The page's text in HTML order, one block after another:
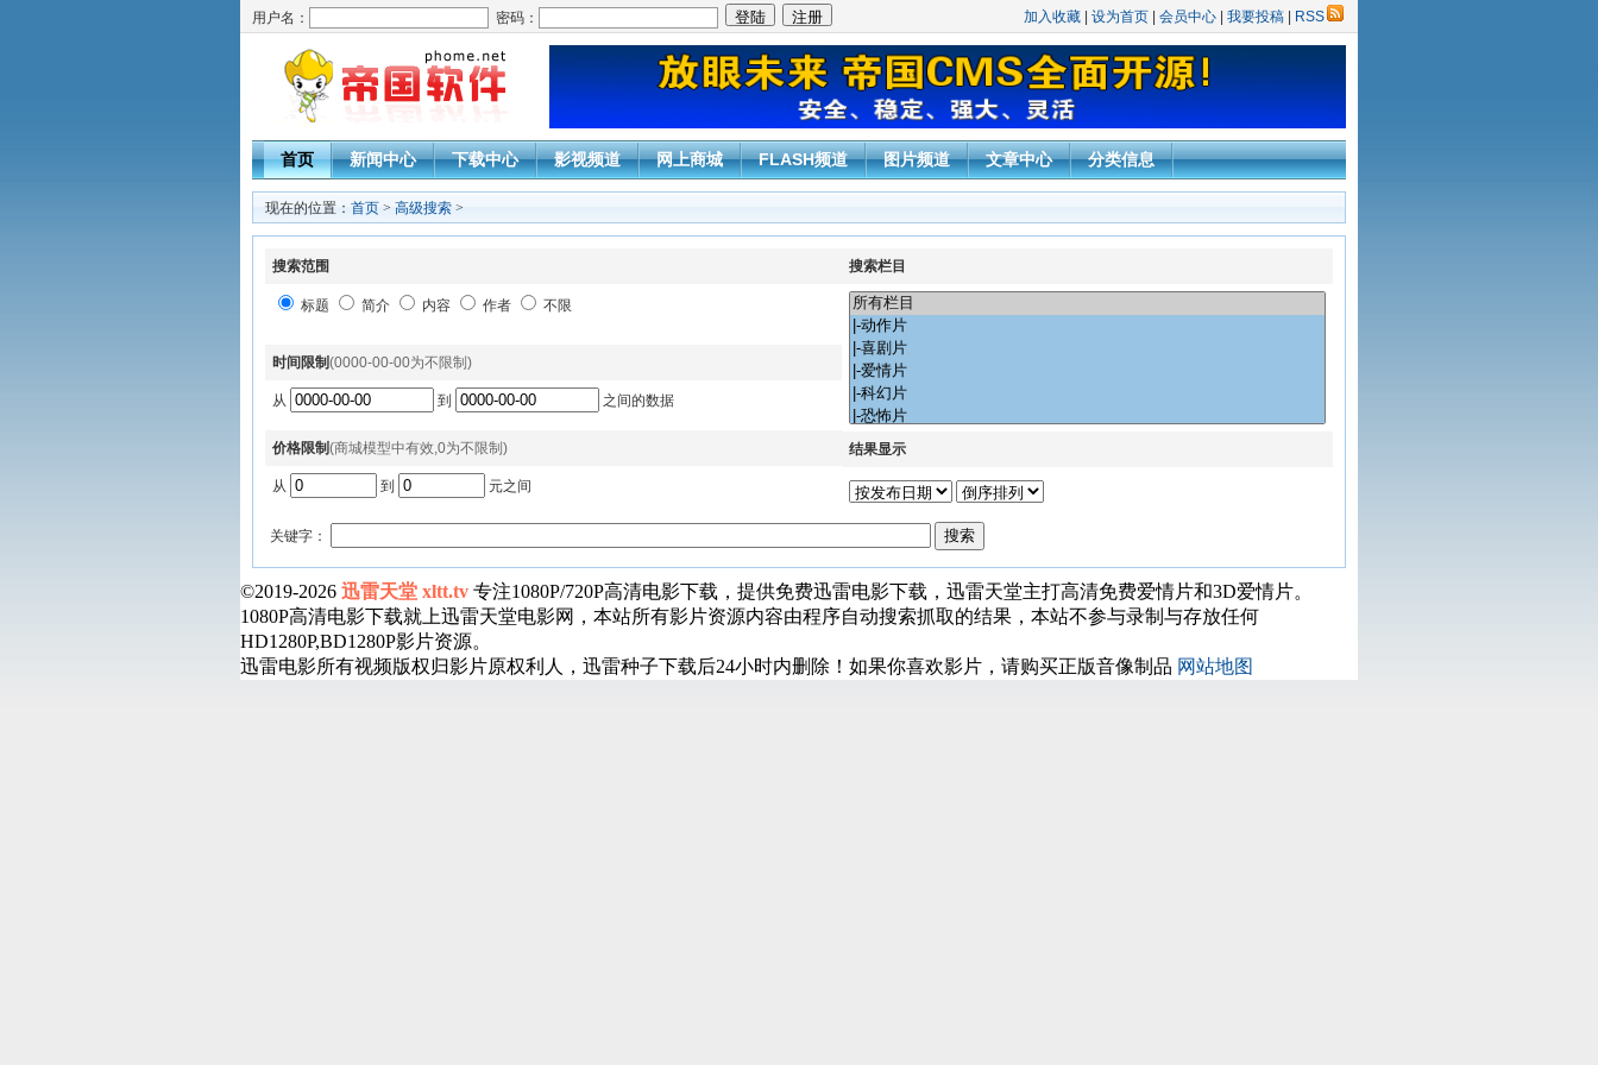
用户名： 密码： 加入收藏 设为首页 会员中心 我要投稿 RSS
首页 新闻中心 下载中心 影视频道 网上商城 FLASH频道 图片频道 文章中心 分类信息
现在的位置： 首页 > 高级搜索 >
搜索范围 搜索栏目
标题 简介 内容 作者 不限
时间限制(0000-00-00为不限制)
从 到 之间的数据
价格限制(商城模型中有效,0为不限制)
从 到 元之间
结果显示
关键字：
©2019-2026 迅雷天堂 xltt.tv 专注1080P/720P高清电影下载，提供免费迅雷电影下载，迅雷天堂主打高清免费爱情片和3D爱情片。
1080P高清电影下载就上迅雷天堂电影网，本站所有影片资源内容由程序自动搜索抓取的结果，本站不参与录制与存放任何
HD1280P,BD1280P影片资源。
迅雷电影所有视频版权归影片原权利人，迅雷种子下载后24小时内删除！如果你喜欢影片，请购买正版音像制品 网站地图